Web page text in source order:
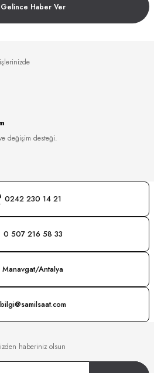
Gelince Haber Ver
değişim desteği.
0242 230 14 21
0 507 216 58 33
Manavgat/Antalya
bilgi@samilsaat.com
haberiniz olsun